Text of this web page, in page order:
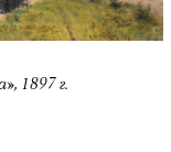
, 1897 г.